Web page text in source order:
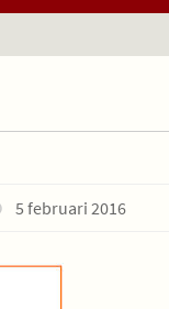
5 februari 2016